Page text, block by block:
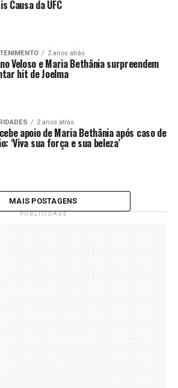
Causa da UFC
2 anos atrás
Veloso e Maria Bethânia surpreendem
hit de Joelma
2 anos atrás
apoio de Maria Bethânia após caso de
‘Viva sua força e sua beleza’
MAIS POSTAGENS
PUBLICIDADE